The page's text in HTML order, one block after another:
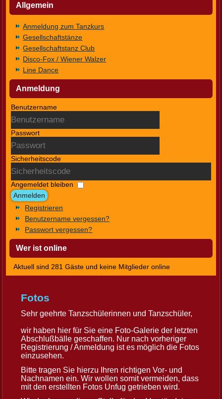
Allgemein
Anmeldung zum Tanzkurs
Gesellschaftstänze
Gesellschaftstanz Club
Disco-Fox / Wiener Walzer
Line Dance
Anmeldung
Benutzername
Passwort
Sicherheitscode
Angemeldet bleiben
Anmelden
Registrieren
Benutzername vergessen?
Passwort vergessen?
Wer ist online
Aktuell sind 281 Gäste und keine Mitglieder online
Fotos
Sehr geehrte Tanzschülerinnen und Tanzschüler,
wir haben hier für Sie eine Foto-Galerie der letzten
Abschlußbälle geschaffen. Nur nach vorheriger
Registrierung / Anmeldung ist es möglich die Fotos
einzusehen.
Bitte tragen Sie hierzu Ihren richtigen Vor- und
Nachnamen ein. Wir wollen somit vermeiden, dass
mit den erstellten Fotos Unfug getrieben wird.